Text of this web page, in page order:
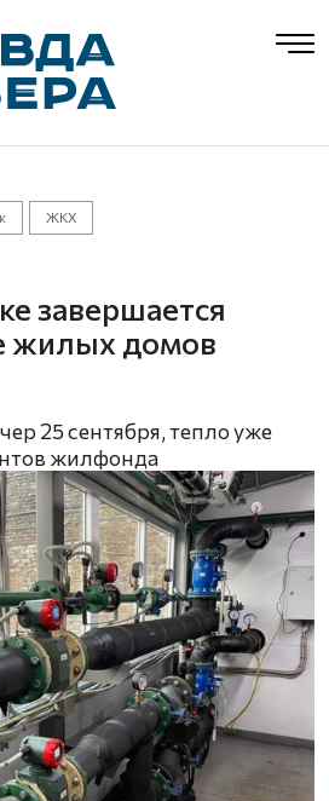
ЖКХ
завершается
жилых домов
25 сентября, тепло уже
жилфонда